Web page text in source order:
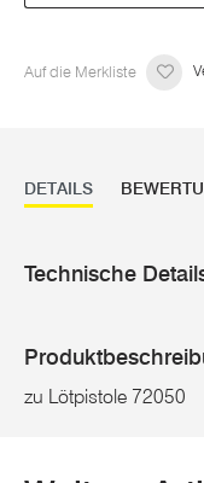
Auf die Merkliste
DETAILS
Technische
zu Lötpistole 72050